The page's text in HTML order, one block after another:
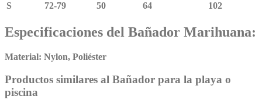
S
72-79 50 64 102
Especificaciones del Bañador Marihuana:
Material: Nylon, Poliéster
Productos similares al Bañador para la playa o
piscina